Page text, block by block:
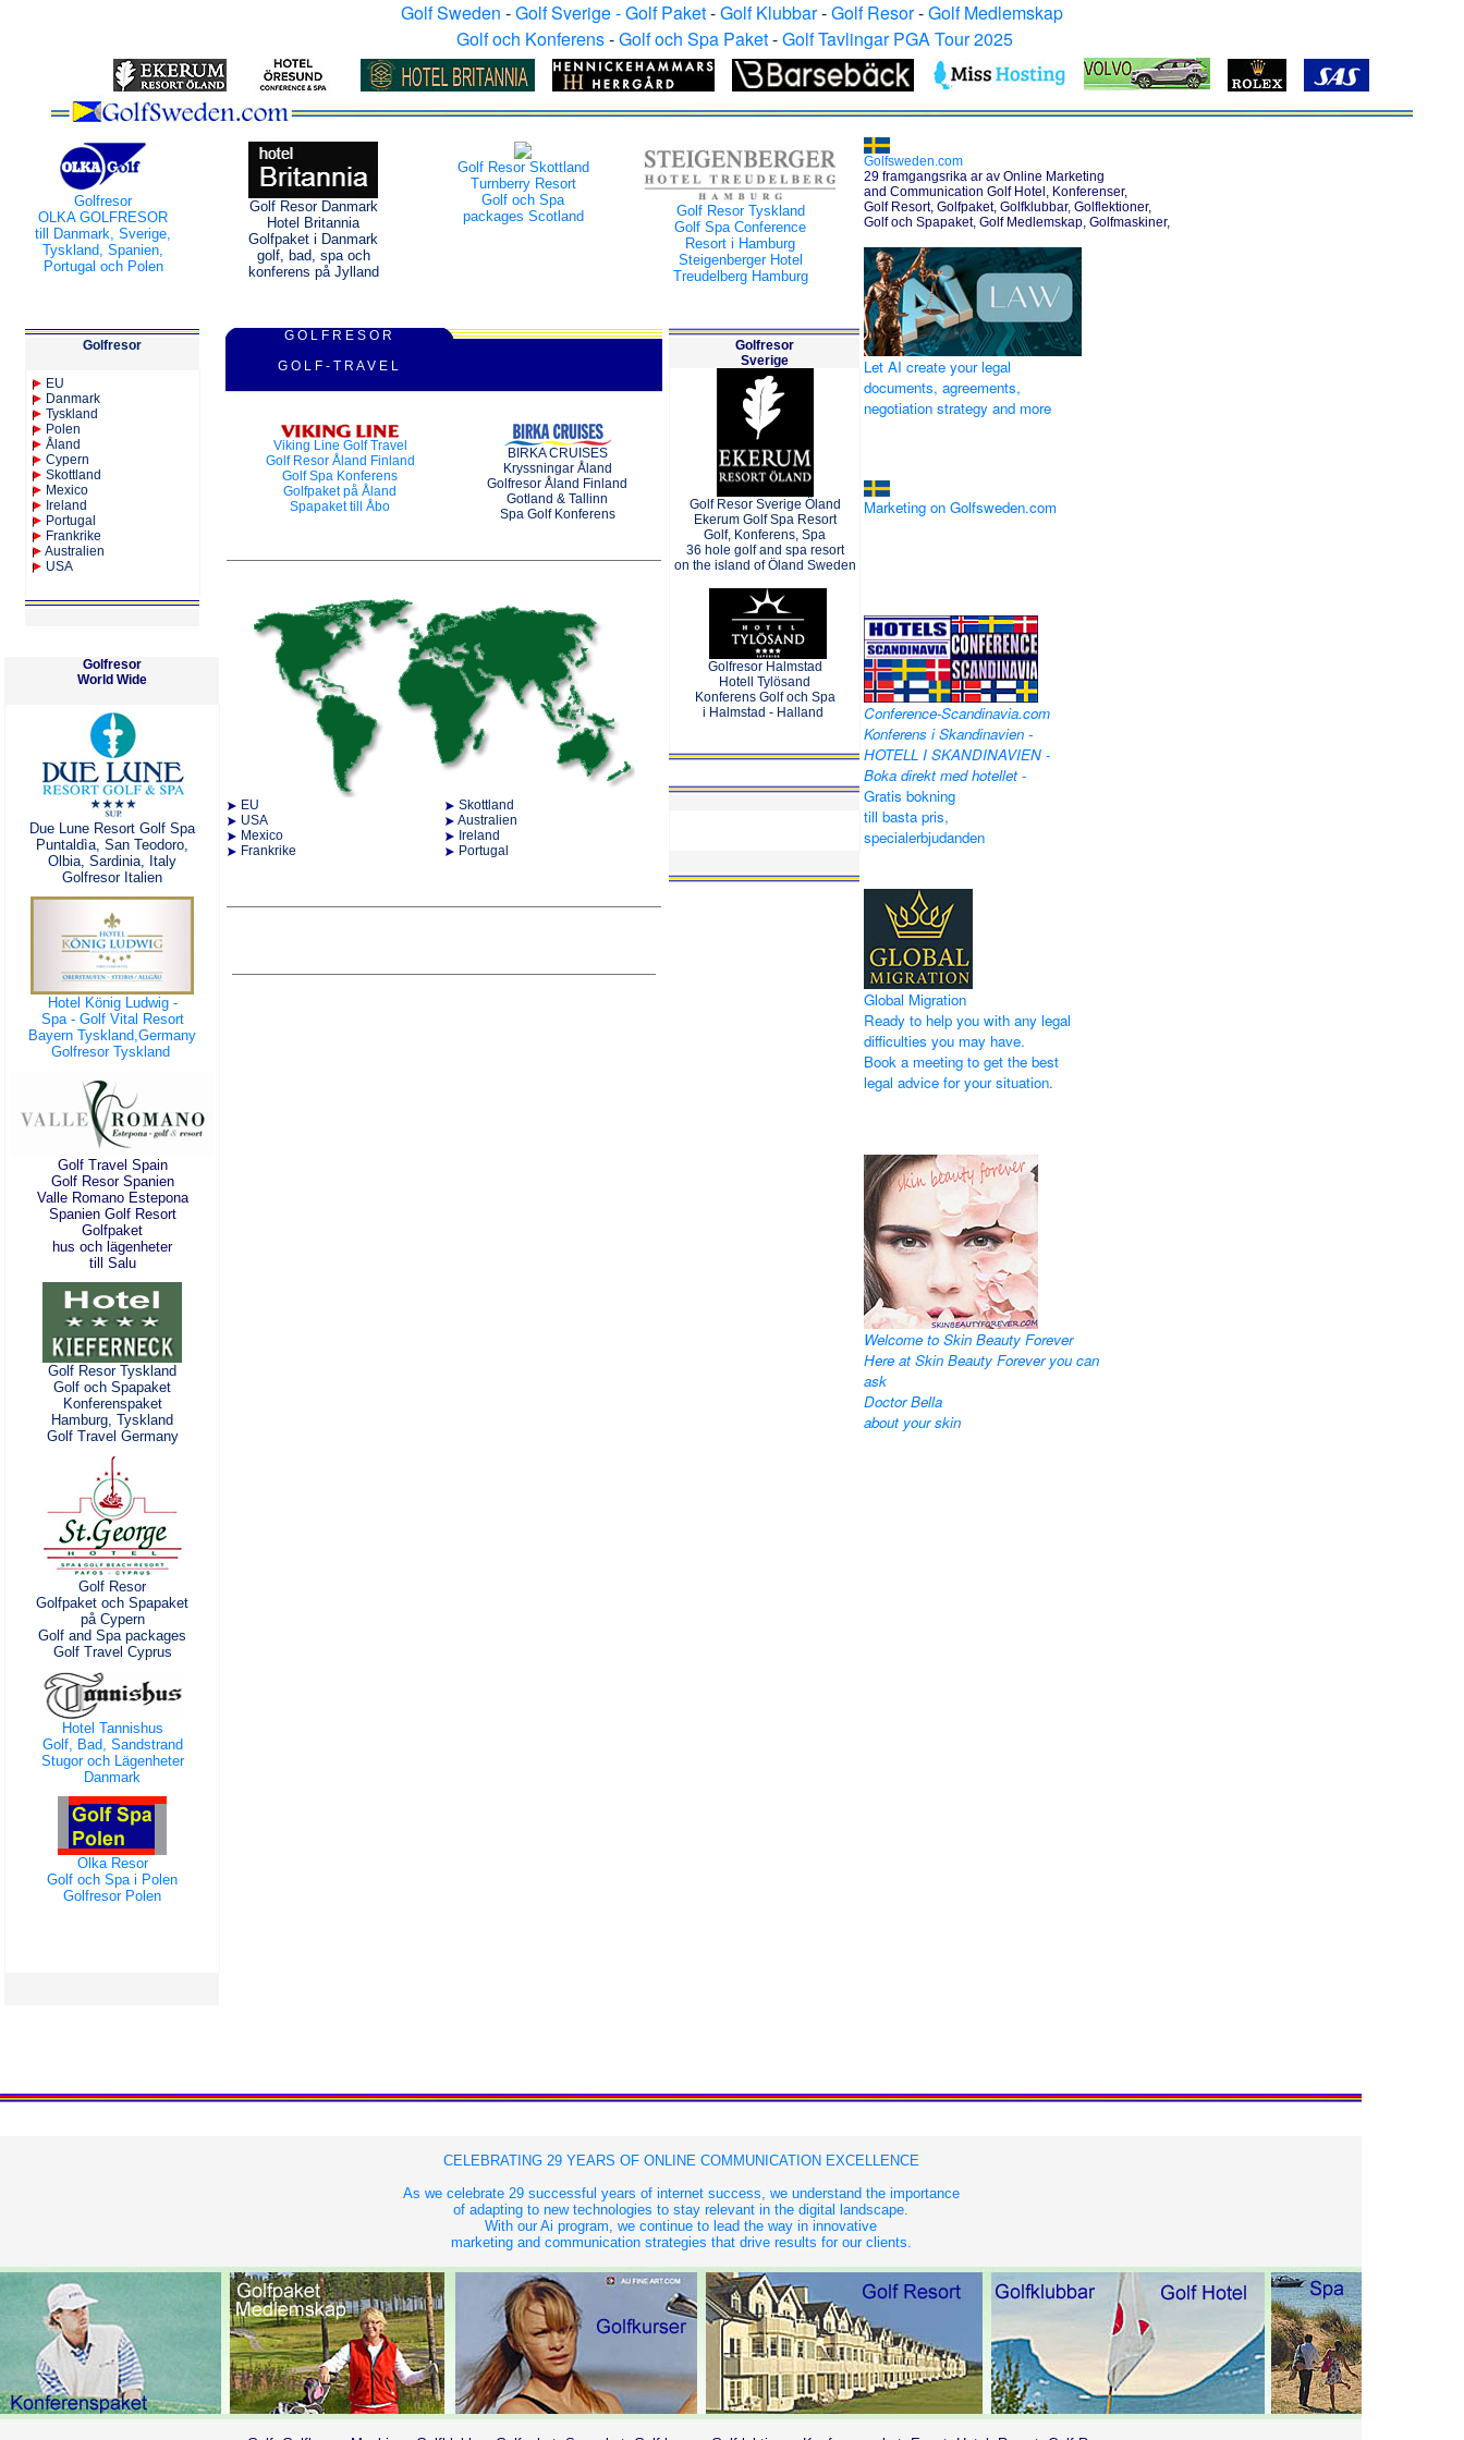
Golf Sweden -Golf Sverige - Golf Paket-Golf Klubbar-Golf Resor-Golf Medlemskap
Golf och Konferens-Golf och Spa Paket-Golf Tavlingar PGA Tour 2025
Golfresor
OLKA GOLFRESOR
till Danmark, Sverige,
Tyskland, Spanien,
Portugal och Polen
Golf Resor Danmark
Hotel Britannia
Golfpaket i Danmark
golf, bad, spa och
konferens på Jylland
Golf Resor Skottland
Turnberry Resort
Golf och Spa
packages Scotland
Golf Resor Tyskland
Golf Spa Conference
Resort i Hamburg
Steigenberger Hotel
Treudelberg Hamburg
Golfresor
EU
Danmark
Tyskland
Polen
Åland
Cypern
Skottland
Mexico
Ireland
Portugal
Frankrike
Australien
USA
Golfresor
World Wide
Due Lune Resort Golf Spa
Puntaldìa, San Teodoro,
Olbia, Sardinia, Italy
Golfresor Italien
Hotel König Ludwig -
Spa - Golf Vital Resort
Bayern Tyskland,Germany
Golfresor Tyskland
Golf Travel Spain
Golf Resor Spanien
Valle Romano Estepona
Spanien Golf Resort
Golfpaket
hus och lägenheter
till Salu
Golf Resor Tyskland
Golf och Spapaket
Konferenspaket
Hamburg, Tyskland
Golf Travel Germany
Golf Resor
Golfpaket och Spapaket
på Cypern
Golf and Spa packages
Golf Travel Cyprus
Hotel Tannishus
Golf, Bad, Sandstrand
Stugor och Lägenheter
Danmark
Olka Resor
Golf och Spa i Polen
Golfresor Polen
G O L F R E S O R
G O L F - T R A V E L
Viking Line Golf Travel
Golf Resor Åland Finland
Golf Spa Konferens
Golfpaket på Åland
Spapaket till Åbo
BIRKA CRUISES
Kryssningar Åland
Golfresor Åland Finland
Gotland & Tallinn
Spa Golf Konferens
EU
USA
Mexico
Frankrike
Skottland
Australien
Ireland
Portugal
Golfresor
Sverige
Golf Resor Sverige Öland
Ekerum Golf Spa Resort
Golf, Konferens, Spa
36 hole golf and spa resort
on the island of Öland Sweden
Golfresor Halmstad
Hotell Tylösand
Konferens Golf och Spa
i Halmstad - Halland
Golfsweden.com
29 framgangsrika ar av Online Marketing
and Communication Golf Hotel, Konferenser,
Golf Resort, Golfpaket, Golfklubbar, Golflektioner,
Golf och Spapaket, Golf Medlemskap, Golfmaskiner,
Let AI create your legal
documents, agreements,
negotiation strategy and more
Marketing on Golfsweden.com
Conference-Scandinavia.com
Konferens i Skandinavien -
HOTELL I SKANDINAVIEN -
Boka direkt med hotellet-
Gratis bokning
till basta pris,
specialerbjudanden
Global Migration
Ready to help you with any legal
difficulties you may have.
Book a meeting to get the best
legal advice for your situation.
Welcome to Skin Beauty Forever
Here at Skin Beauty Forever you can
ask
Doctor Bella
about your skin
CELEBRATING 29 YEARS OF ONLINE COMMUNICATION EXCELLENCE
As we celebrate 29 successful years of internet success, we understand the importance
of adapting to new technologies to stay relevant in the digital landscape.
With our Ai program, we continue to lead the way in innovative
marketing and communication strategies that drive results for our clients.